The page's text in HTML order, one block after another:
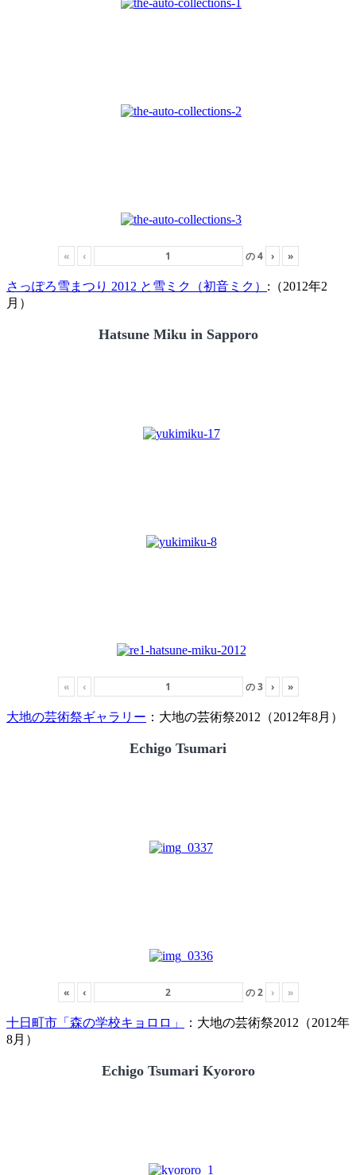
« ‹ の4 › »
さっぽろ雪まつり 2012 と雪ミク（初音ミク） :（2012年2
月）
Hatsune Miku in Sapporo
« ‹ の3 › »
大地の芸術祭ギャラリー ：大地の芸術祭2012（2012年8月）
Echigo Tsumari
« ‹ の2 › »
十日町市「森の学校キョロロ」
：大地の芸術祭2012（2012年
8月）
Echigo Tsumari Kyororo